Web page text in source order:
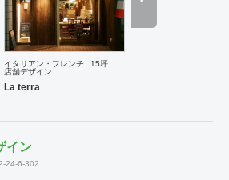
イタリアン・フレンチ
15坪
店舗デザイン
La terra
イン
24-6-302